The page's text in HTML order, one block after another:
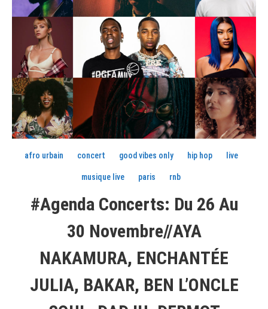
afro urbain concert good vibes only hip hop live
musique live paris rnb
#Agenda Concerts: Du 26 Au
30 Novembre//AYA
NAKAMURA, ENCHANTÉE
JULIA, BAKAR, BEN L’ONCLE